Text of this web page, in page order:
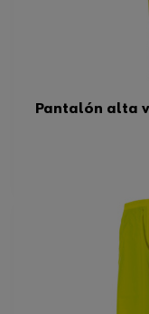
Peso del producto
Pantalón alta